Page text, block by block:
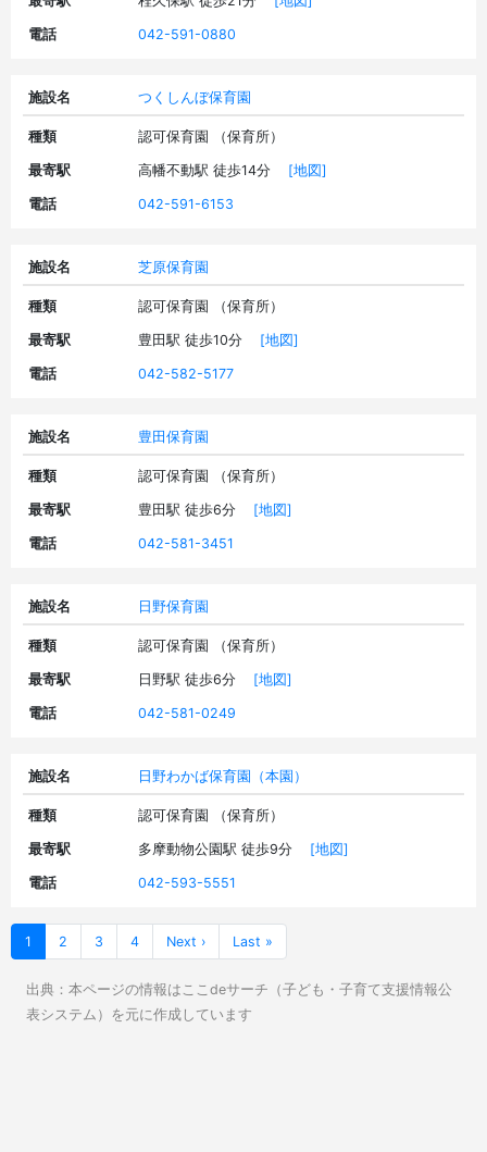
電話 042-591-0880
施設名 つくしんぼ保育園
種類 認可保育園 （保育所）
最寄駅 高幡不動駅 徒歩14分 [地図]
電話 042-591-6153
施設名 芝原保育園
種類 認可保育園 （保育所）
最寄駅 豊田駅 徒歩10分 [地図]
電話 042-582-5177
施設名 豊田保育園
種類 認可保育園 （保育所）
最寄駅 豊田駅 徒歩6分 [地図]
電話 042-581-3451
施設名 日野保育園
種類 認可保育園 （保育所）
最寄駅 日野駅 徒歩6分 [地図]
電話 042-581-0249
施設名 日野わかば保育園（本園）
種類 認可保育園 （保育所）
最寄駅 多摩動物公園駅 徒歩9分 [地図]
電話 042-593-5551
1 2 3 4 Next › Last »
出典：本ページの情報はここdeサーチ（子ども・子育て支援情報公
表システム）を元に作成しています